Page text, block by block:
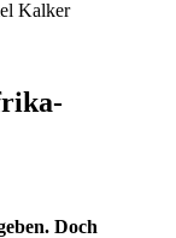
Kalker
Doch